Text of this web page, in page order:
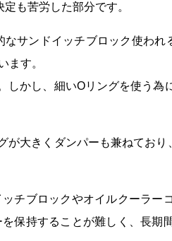
定も苦労した部分です。
なサンドイッチブロック使われ
ます。
かし、細いOリングを使う為
大きくダンパーも兼ねており
チブロックやオイルクーラー
保持することが難しく、長期